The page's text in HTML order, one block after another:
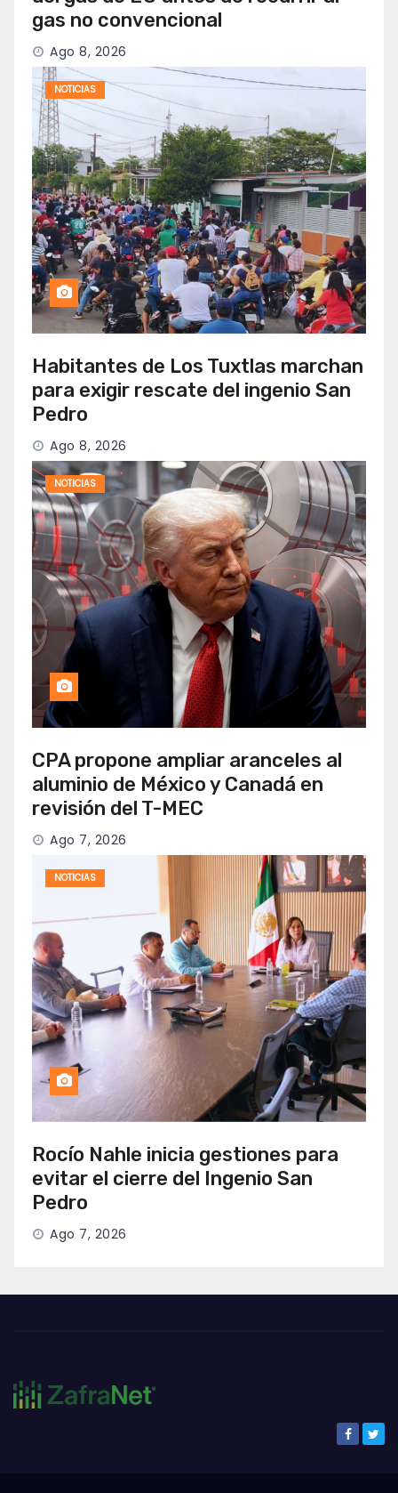
gas no convencional
Ago 8, 2026
NOTICIAS
Habitantes de Los Tuxtlas marchan
para exigir rescate del ingenio San
Pedro
Ago 8, 2026
NOTICIAS
CPA propone ampliar aranceles al
aluminio de México y Canadá en
revisión del T-MEC
Ago 7, 2026
NOTICIAS
Rocío Nahle inicia gestiones para
evitar el cierre del Ingenio San
Pedro
Ago 7, 2026